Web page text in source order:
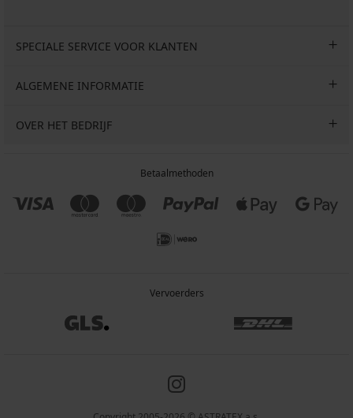
SPECIALE SERVICE VOOR KLANTEN
ALGEMENE INFORMATIE
OVER HET BEDRIJF
Betaalmethoden
Vervoerders